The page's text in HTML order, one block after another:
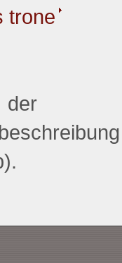
trone
der